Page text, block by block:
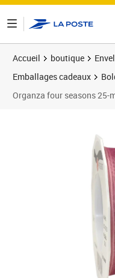
Accueil boutique
Emballages cadeaux
Organza four seasons 25-